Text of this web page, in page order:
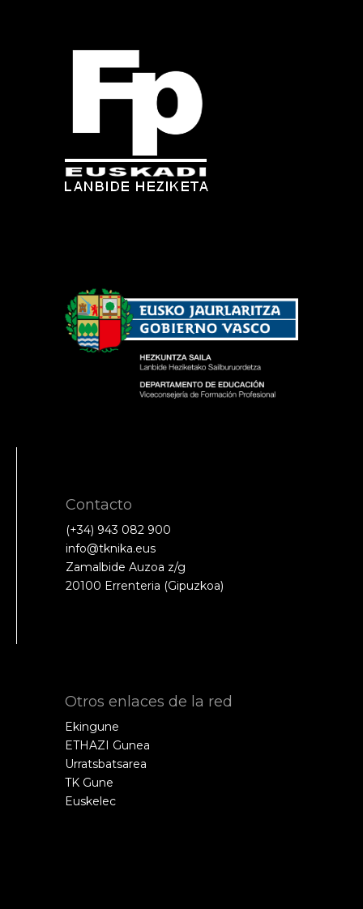
Contacto
(+34) 943 082 900
info@tknika.eus
Zamalbide Auzoa z/g
20100 Errenteria (Gipuzkoa)
Otros enlaces de la red
Ekingune
ETHAZI Gunea
Urratsbatsarea
TK Gune
Euskelec